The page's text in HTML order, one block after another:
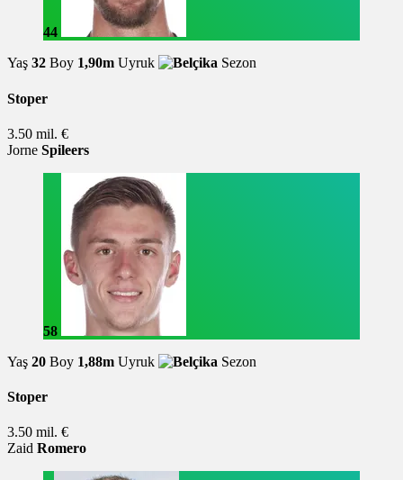
44
Yaş 32 Boy 1,90m Uyruk Sezon
Stoper
3.50 mil. €
Jorne Spileers
58
Yaş 20 Boy 1,88m Uyruk Sezon
Stoper
3.50 mil. €
Zaid Romero